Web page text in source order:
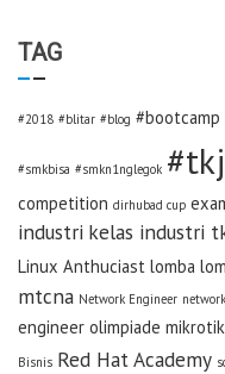
TAG
#2018 #blitar #blog #bootcamp
#smkbisa #smkn1nglegok #tkj
competition dirhubad cup
industri kelas industri
Linux Anthuciast lomba
mtcna Network Engineer
engineer olimpiade mikrotik
Bisnis Red Hat Academy